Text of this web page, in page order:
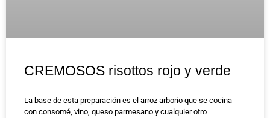
CREMOSOS risottos rojo y verde
La base de esta preparación es el arroz arborio que se cocina
con consomé, vino, queso parmesano y cualquier otro